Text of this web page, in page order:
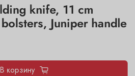
knife, 11 cm
Juniper handle
В корзину